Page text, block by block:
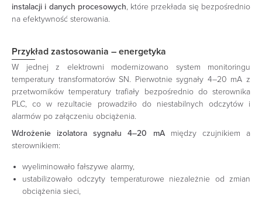
instalacji i danych procesowych, które przekłada się bezpośrednio
na efektywność sterowania.
Przykład zastosowania – energetyka
W jednej z elektrowni modernizowano system monitoringu
temperatury transformatorów SN. Pierwotnie sygnały 4–20 mA z
przetworników temperatury trafiały bezpośrednio do sterownika
PLC, co w rezultacie prowadziło do niestabilnych odczytów i
alarmów po załączeniu obciążenia.
Wdrożenie izolatora sygnału 4–20 mAmiędzy czujnikiem a
sterownikiem:
wyeliminowało fałszywe alarmy,
ustabilizowało odczyty temperaturowe niezależnie od zmian
obciążenia sieci,